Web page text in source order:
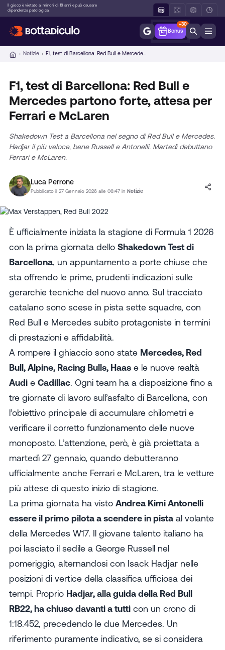
Vai
al
contenuto
Il gioco è vietato ai minori di 18 anni e può causare
dipendenza patologica.
+30
Bonus
Notizie F1, test di Barcellona: Red Bull e Mercedes partono forte, attesa per Ferrari e McLaren
F1, test di Barcellona: Red Bull e
Mercedes partono forte, attesa per
Ferrari e McLaren
Shakedown Test a Barcellona nel segno di Red Bull e Mercedes.
Hadjar il più veloce, bene Russell e Antonelli. Martedì debuttano
Ferrari e McLaren.
Luca Perrone
Pubblicato il 27 Gennaio 2026 alle 06:47 in Notizie
È ufficialmente iniziata lastagione di Formula 1 2026
con la prima giornata delloShakedown Test di
Barcellona, un appuntamento a porte chiuse che
sta offrendo le prime, prudenti indicazioni sulle
gerarchie tecniche del nuovo anno. Sul tracciato
catalano sono scese in pista sette squadre, con
Red Bull e Mercedes subito protagoniste in termini
di prestazioni e affidabilità.
A rompere il ghiaccio sono state Mercedes, Red
Bull, Alpine, Racing Bulls, Haas e le nuove realtà
Audi eCadillac. Ogni team ha a disposizione fino a
tre giornate di lavoro sull’asfalto di Barcellona, con
l’obiettivo principale di accumulare chilometri e
verificare il corretto funzionamento delle nuove
monoposto. L’attenzione, però, è già proiettata a
martedì 27 gennaio, quando debutteranno
ufficialmente anche Ferrari e McLaren, tra le vetture
più attese di questo inizio di stagione.
La prima giornata ha vistoAndrea Kimi Antonelli
essere il primo pilota a scendere in pista al volante
della Mercedes W17. Il giovane talento italiano ha
poi lasciato il sedile a George Russell nel
pomeriggio, alternandosi con Isack Hadjar nelle
posizioni di vertice della classifica ufficiosa dei
tempi. Proprio Hadjar, alla guida della Red Bull
RB22, ha chiuso davanti a tutti con un crono di
1:18.452, precedendo le due Mercedes. Un
riferimento puramente indicativo, se si considera